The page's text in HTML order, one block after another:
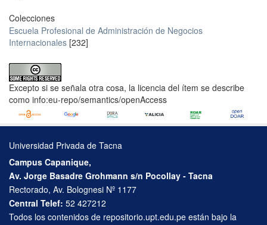
Colecciones
Escuela Profesional de Administración de Negocios
Internacionales [232]
Excepto si se señala otra cosa, la licencia del ítem se describe
como info:eu-repo/semantics/openAccess
Universidad Privada de Tacna
Campus Capanique,
Av. Jorge Basadre Grohmann s/n Pocollay - Tacna
Rectorado, Av. Bolognesi Nº 1177
Central Telef: 52 427212
Todos los contenidos de repositorio.upt.edu.pe están bajo la